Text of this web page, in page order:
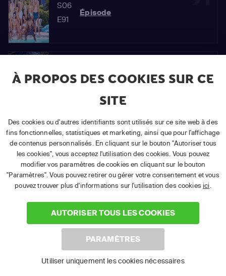
À PROPOS DES COOKIES SUR CE
SITE
Des cookies ou d'autres identifiants sont utilisés sur ce site web à des
fins fonctionnelles, statistiques et marketing, ainsi que pour l'affichage
de contenus personnalisés. En cliquant sur le bouton "Autoriser tous
les cookies", vous acceptez l'utilisation des cookies. Vous pouvez
modifier vos paramètres de cookies en cliquant sur le bouton
"Paramètres". Vous pouvez retirer ou gérer votre consentement et vous
pouvez trouver plus d'informations sur l'utilisation des cookies ici
AUTORISER TOUS LES COOKIES
PARAMÈTRES
Utiliser uniquement les cookies nécessaires
S06
E91
Épisode
92
S06
Épisode
93
S06
E93
Épisode
94
S06
E94